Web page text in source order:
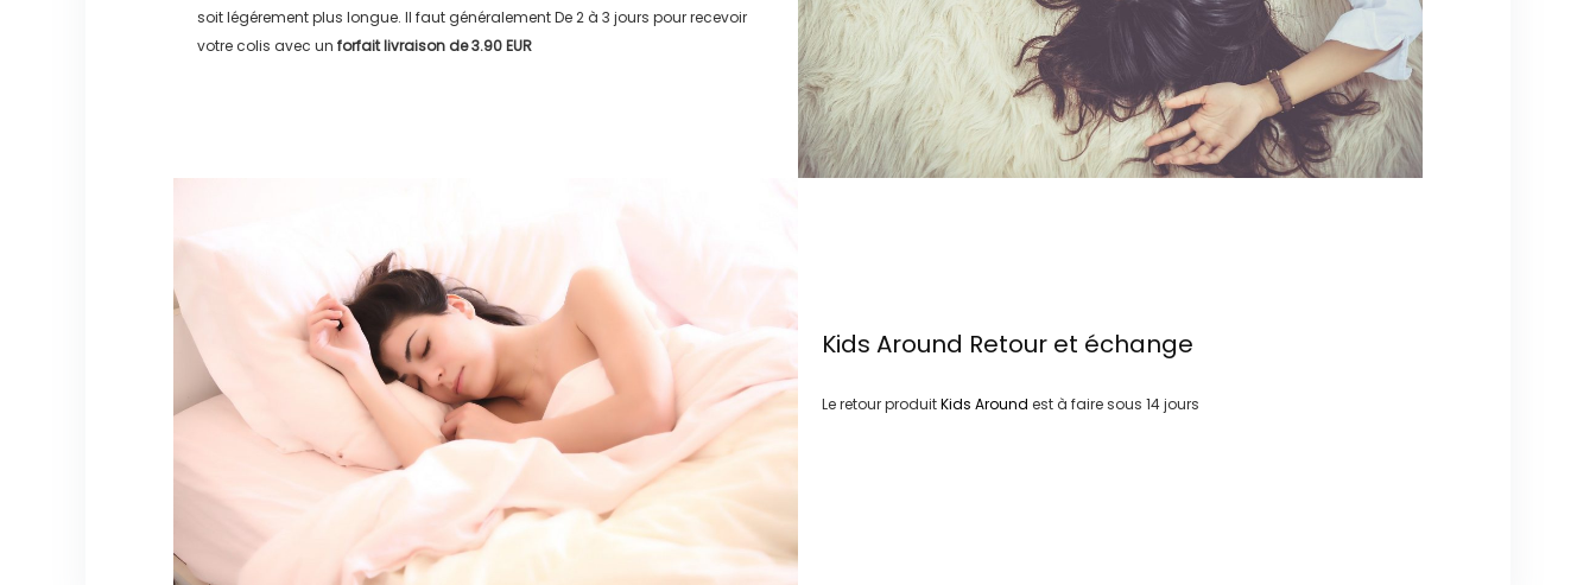
soit légérement plus longue. Il faut généralementDe 2 à 3 jours pour recevoir
votre colis avec un forfait livraison de3.90 EUR
Kids Around Retour et échange
Le retour produitKids Around est à faire sous 14 jours